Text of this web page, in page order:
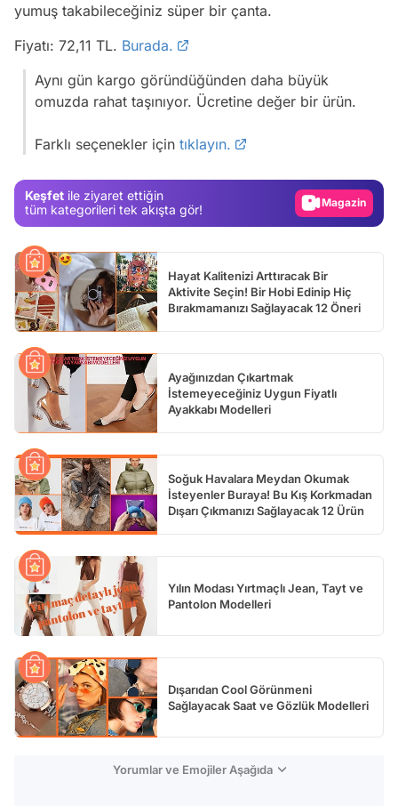
yumuş takabileceğiniz süper bir çanta.
Fiyatı: 72,11 TL. Burada.
Aynı gün kargo göründüğünden daha büyük
omuzda rahat taşınıyor. Ücretine değer bir ürün.
Farklı seçenekler için tıklayın.
Keşfet ile ziyaret ettiğin
tüm kategorileri tek akışta gör!
Video
Hayat Kalitenizi Arttıracak Bir
Aktivite Seçin! Bir Hobi Edinip Hiç
Bırakmamanızı Sağlayacak 12 Öneri
Ayağınızdan Çıkartmak
İstemeyeceğiniz Uygun Fiyatlı
Ayakkabı Modelleri
Soğuk Havalara Meydan Okumak
İsteyenler Buraya! Bu Kış Korkmadan
Dışarı Çıkmanızı Sağlayacak 12 Ürün
Yılın Modası Yırtmaçlı Jean, Tayt ve
Pantolon Modelleri
Dışarıdan Cool Görünmeni
Sağlayacak Saat ve Gözlük Modelleri
Yorumlar ve Emojiler Aşağıda